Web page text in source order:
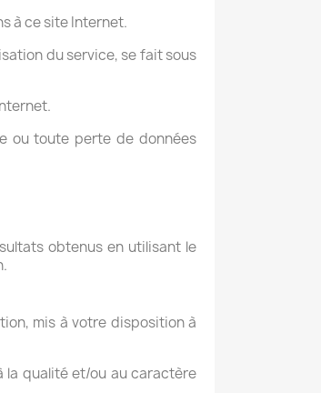
à ce site Internet.
du service, se fait sous
ou toute perte de données
obtenus en utilisant le
mis à votre disposition à
la qualité et/ou au caractère